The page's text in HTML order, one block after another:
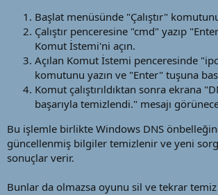
Başlat menüsünde "Çalıştır"
Çalıştır penceresine "cmd" yazıp
Komut İstemi'ni açın.
Açılan Komut İstemi penceresinde
komutunu yazın ve "Enter" tuşuna
Komut çalıştırıldıktan sonra ekrana
başarıyla temizlendi." mesajı
Bu işlemle birlikte Windows DNS
güncellenmiş bilgiler temizlenir ve yeni
sonuçlar verir.
Bunlar da olmazsa oyunu sil ve tekrar